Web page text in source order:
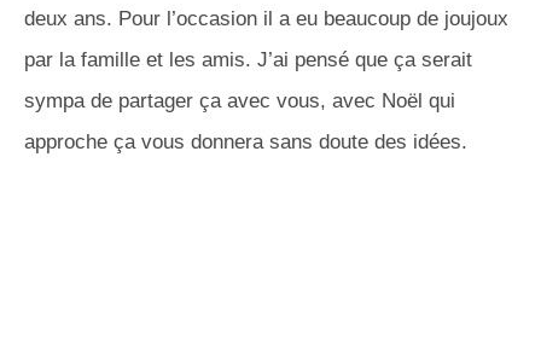
deux ans. Pour l’occasion il a eu beaucoup de joujoux
par la famille et les amis. J’ai pensé que ça serait
sympa de partager ça avec vous, avec Noël qui
approche ça vous donnera sans doute des idées.